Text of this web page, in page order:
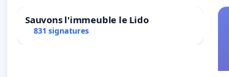
Sauvons l'immeuble le Lido
831 signatures